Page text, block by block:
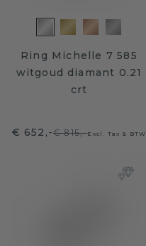
Ring Michelle 7 585
witgoud diamant 0.21
crt
€ 652,-€ 815,-Excl. Tax & BTW